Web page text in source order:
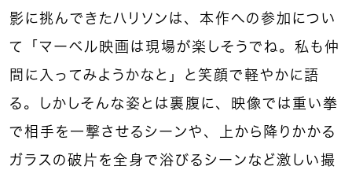
影に挑んできたハリソンは、本作への参加につい
て「マーベル映画は現場が楽しそうでね。私も仲
間に入ってみようかなと」と笑顔で軽やかに語
る。しかしそんな姿とは裏腹に、映像では重い拳
で相手を一撃させるシーンや、上から降りかかる
ガラスの破片を全身で浴びるシーンなど激しい撮